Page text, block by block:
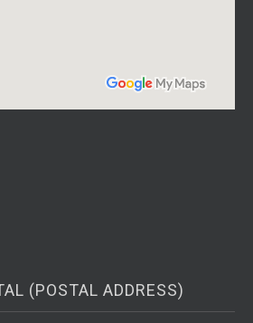
(POSTAL ADDRESS)